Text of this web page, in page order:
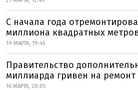
С начала года
миллиона квадратных
19 МАРТА, 19:45
Правительство
миллиарда гривен на
16 МАРТА, 20:05